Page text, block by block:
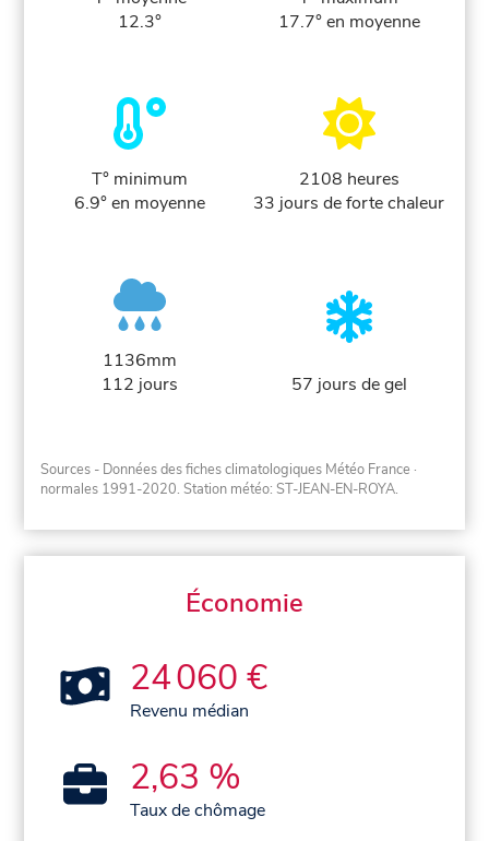
12.3°
17.7° en moyenne
T° minimum
6.9° en moyenne
2108 heures
33 jours de forte chaleur
1136mm
112 jours
57 jours de gel
Sources - Données des fiches climatologiques Météo France ·
normales 1991-2020. Station météo: ST-JEAN-EN-ROYA.
Économie
24 060 €
Revenu médian
2,63 %
Taux de chômage